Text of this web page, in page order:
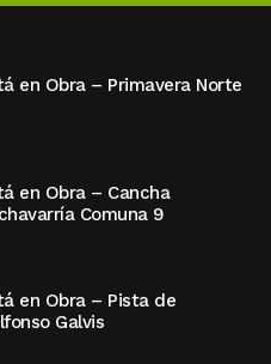
en Obra – Primavera Norte
en Obra – Cancha
Comuna 9
en Obra – Pista de
Galvis